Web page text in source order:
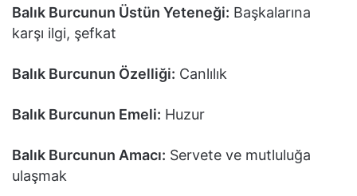
Balık Burcunun Üstün Yeteneği: Başkalarına
karşı ilgi, şefkat
Balık Burcunun Özelliği: Canlılık
Balık Burcunun Emeli: Huzur
Balık Burcunun Amacı: Servete ve mutluluğa
ulaşmak